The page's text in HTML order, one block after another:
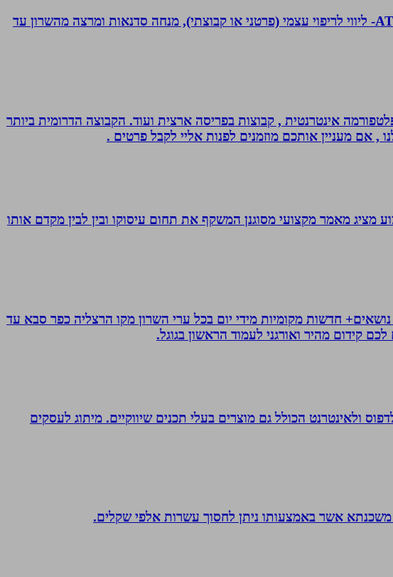
טובה גיטי זינגר אחות טיפול נמרץ במקצועי בעקבות תאונה רותקתי לכיסא גלגלים. אני מומחית לשיטת ATH- ליווי לריפוי עצמי (פרטני או קבוצתי), מנחה סדנאות ומרצה מהשרון עד
אינטרנטית , קבוצות בפריסה ארצית ועוד. הקבוצה הדרומית ביותר
, אם מעניין אותכם מוזמנים לפנות אליי לקבל פרטים .
מציג מאמר מקצועי מסוגנן המשקף את תחום עיסוקו ובין לבין מקדם אותו
חדשות מקומיות מידי יום בכל ערי השרון מקו הרצליה כפר סבא עד
קידום מהיר ואורגני לעמוד הראשון בגוגל.
ברמה גבוהה. עיצוב לדפוס ולאינטרנט הכולל גם מוצרים בעלי תכנים שיווקיים. מיתוג לעסקים
משכנתא אשר באמצעותו ניתן לחסוך עשרות אלפי שקלים.